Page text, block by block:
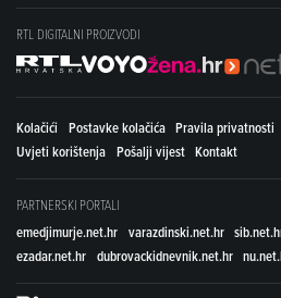
RTL DIGITALNI PROIZVODI
Kolačići Postavke kolačića Pravila privatnosti
Uvjeti korištenja Pošalji vijest Kontakt
PARTNERSKI PORTALI
emedjimurje.net.hr varazdinski.net.hr
ezadar.net.hr dubrovackidnevnik.net.hr